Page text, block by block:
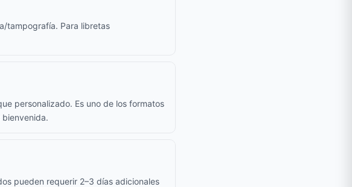
tampografía. Para libretas
personalizado. Es uno de los formatos
pueden requerir 2–3 días adicionales